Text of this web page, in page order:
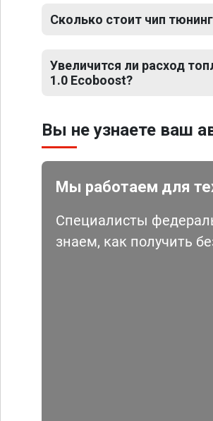
Сколько стоит чип
Увеличится ли расход
1.0 Ecoboost?
Вы не узнаете ваш
Мы работаем для
Специалисты
знаем, как получить